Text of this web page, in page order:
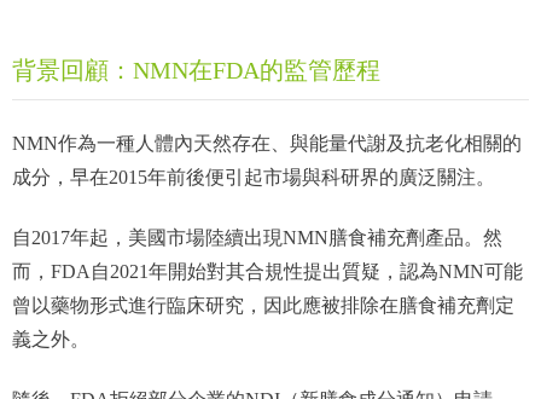
背景回顧：NMN在FDA的監管歷程
NMN作為一種人體內天然存在、與能量代謝及抗老化相關的
成分，早在2015年前後便引起市場與科研界的廣泛關注。
自2017年起，美國市場陸續出現NMN膳食補充劑產品。然
而，FDA自2021年開始對其合規性提出質疑，認為NMN可能
曾以藥物形式進行臨床研究，因此應被排除在膳食補充劑定
義之外。